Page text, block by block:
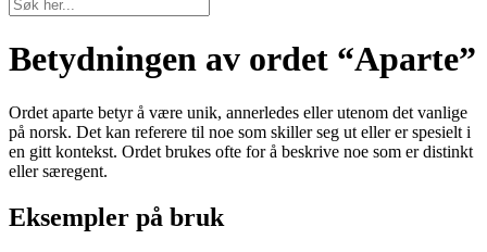
Betydningen av ordet “Aparte”
Ordet aparte betyr å være unik, annerledes eller utenom det vanlige
på norsk. Det kan referere til noe som skiller seg ut eller er spesielt i
en gitt kontekst. Ordet brukes ofte for å beskrive noe som er distinkt
eller særegent.
Eksempler på bruk